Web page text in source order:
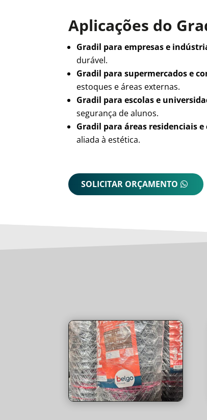
Aplicações do
Gradil para empresas e
durável.
Gradil para supermercados e
estoques e áreas externas.
Gradil para escolas e
segurança de alunos.
Gradil para áreas residenciais
aliada à estética.
SOLICITAR ORÇAMENTO